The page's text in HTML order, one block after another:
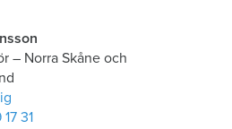
– Norra Skåne och
31